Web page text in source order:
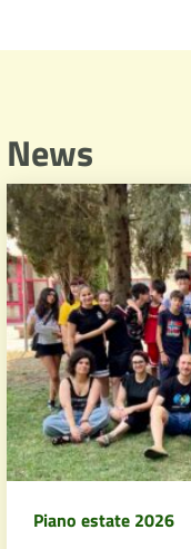
News
Piano estate 2026